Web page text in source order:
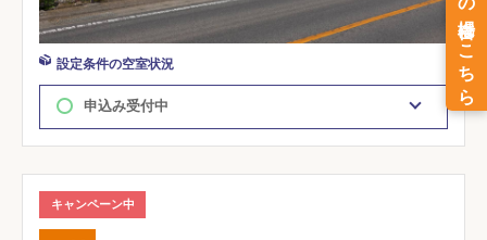
設定条件の空室状況
申込み受付中
キャンペーン中